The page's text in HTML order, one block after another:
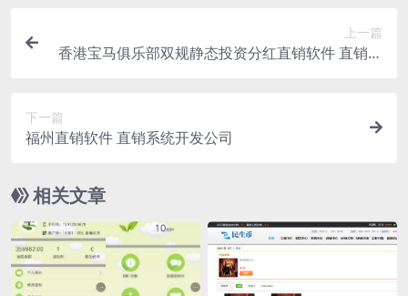
上一篇
香港宝马俱乐部双规静态投资分红直销软件 直销系
下一篇
福州直销软件 直销系统开发公司
相关文章